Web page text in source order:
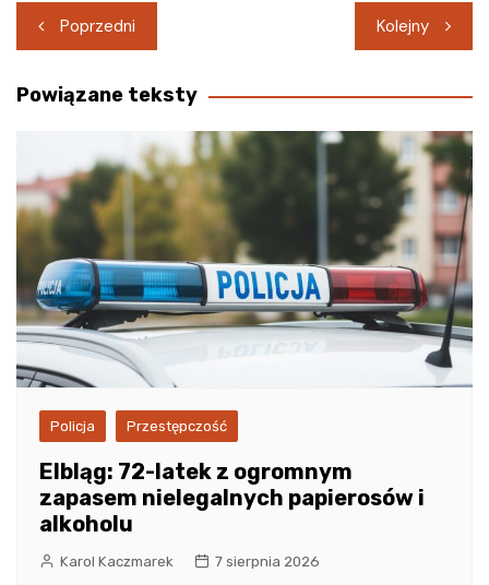
Nawigacja
wpisu
Poprzedni Kolejny
Powiązane teksty
Policja Przestępczość
Elbląg: 72-latek z ogromnym
zapasem nielegalnych papierosów i
alkoholu
Karol Kaczmarek 7 sierpnia 2026